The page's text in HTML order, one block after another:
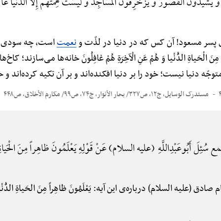
پسر مسعود! آن کس که در دنیا در لذّت ونعمتاست، چه سودی
الْحَیاةِ الدُّنْیا وَ هُمْ عَنِ الْآخِرَةِ هُمْ غافِلُونَ خانه‌ها می‌سازند؛
دنیا نیست؛ خود را بر دنیا افکنده‌اند و بر آن تکیه
مستدرک الوسایل، ج۱۲، ص۳۲۷/ بحار الأنوار، ج۷۴، ص۹۹/ مکارم الأخلاق، ص۴۴۸
سُئِلَ أَبُوعَبْدِ‌اللَّهِ (علیه السلام) عَنْ قَوْلِهِ یَعْلَمُونَ ظاهِراً مِنَ
صادق (علیه السلام) درباره‌ی این آیه: یَعْلَمُونَ ظاهِراً مِنَ الحَیاةِ